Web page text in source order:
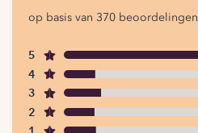
op basis van 370 beoordelingen
5
4
3
2